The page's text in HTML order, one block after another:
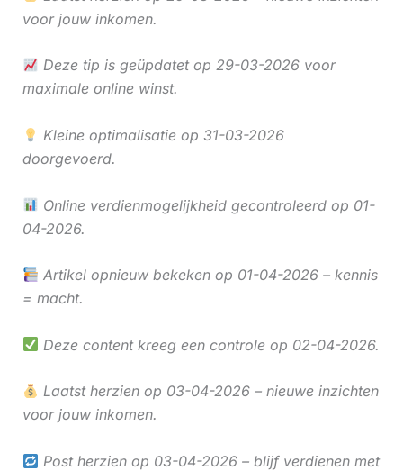
voor jouw inkomen.
Deze tip is geüpdatet op 29-03-2026 voor
maximale online winst.
Kleine optimalisatie op 31-03-2026
doorgevoerd.
Online verdienmogelijkheid gecontroleerd op 01-
04-2026.
Artikel opnieuw bekeken op 01-04-2026 – kennis
= macht.
Deze content kreeg een controle op 02-04-2026.
Laatst herzien op 03-04-2026 – nieuwe inzichten
voor jouw inkomen.
Post herzien op 03-04-2026 – blijf verdienen met